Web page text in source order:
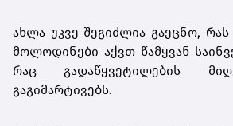
ახლა უკვე შეგიძლია გაეცნო,
მოლოდინები აქვთ წამყვან
რაც გადაწყვეტილების
გაგიმარტივებს.